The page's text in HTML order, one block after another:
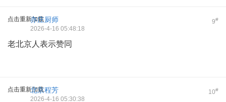
点击重新加载 9#
亦庄厨师
2026-4-16 05:48:18
老北京人表示赞同
点击重新加载 10#
北京程芳
2026-4-16 05:30:38